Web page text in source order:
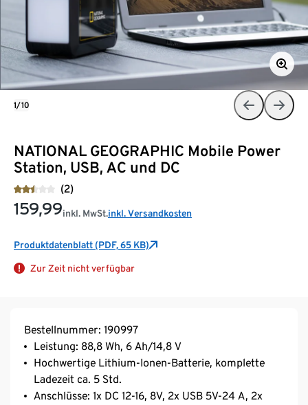
NATIONAL GEOGRAPHIC Mobile Power
Station, USB, AC und DC
(2)
159,99inkl. MwSt.inkl. Versandkosten
Produktdatenblatt (PDF, 65 KB)
Zur Zeit nicht verfügbar
1/10
Bestellnummer: 190997
Leistung: 88,8 Wh, 6 Ah/14,8 V
Hochwertige Lithium-Ionen-Batterie, komplette
Ladezeit ca. 5 Std.
Anschlüsse: 1x DC 12-16, 8V, 2x USB 5V-24 A, 2x